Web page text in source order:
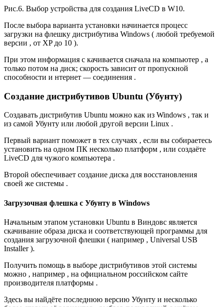
Рис.6. Выбор устройства для создания LiveCD в W10.
После выбора варианта установки начинается процесс
загрузки на флешку дистрибутива Windows ( любой требуемой
версии , от XP до 10 ).
При этом информация с качивается сначала на компьютер , а
только потом на диск; скорость зависит от пропускной
способности и нтернет — соединения .
Создание дистрибутивов Ubuntu (Убунту)
Создавать дистрибутив Ubuntu можно как из Windows , так и
из самой Убунту или любой другой версии Linux .
Первый вариант поможет в тех случаях , если вы собираетесь
установить на одном ПК несколько платформ , или создаёте
LiveCD для чужого компьютера .
Второй обеспечивает создание диска для восстановления
своей же системы .
Загрузочная флешка с Убунту в Windows
Начальным этапом установки Ubuntu в Виндовс является
скачивание образа диска и соответствующей программы для
создания загрузочной флешки ( например , Universal USB
Installer ).
Получить помощь в выборе дистрибутивов этой системы
можно , например , на официальном российском сайте
производителя платформы .
Здесь вы найдёте последнюю версию Убунту и несколько